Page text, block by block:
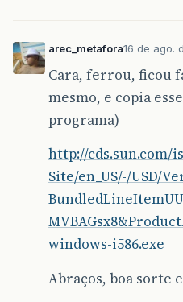
arec_metafora16 de ago.
Cara, ferrou, ficou
mesmo, e copia
programa)
http://cds.sun.com/
Site/en_US/-/USD/
windows-i586.exe
Abraços, boa sorte